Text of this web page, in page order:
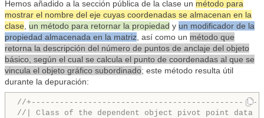
Hemos añadido a la sección pública de la clase un método para
mostrar el nombre del eje cuyas coordenadas se almacenan en la
clase
un método para retornar la propiedad y un modificador de la
propiedad almacenada en la matriz , así como un método que
retorna la descripción del número de puntos de anclaje del objeto
básico, según el cual se calcula el punto de coordenadas al que se
vincula el objeto gráfico subordinado; este método resulta útil
durante la depuración:
//
//| Class of the dependent object pivot point data